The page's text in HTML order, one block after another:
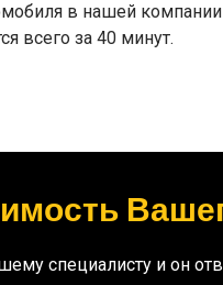
в нашей компании
всего за 40 минут.
специалисту и он